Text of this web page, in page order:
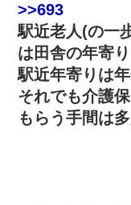
>>693
駅近老人(の一
は田舎の年寄
駅近年寄りは
それでも介護
もらう手間は